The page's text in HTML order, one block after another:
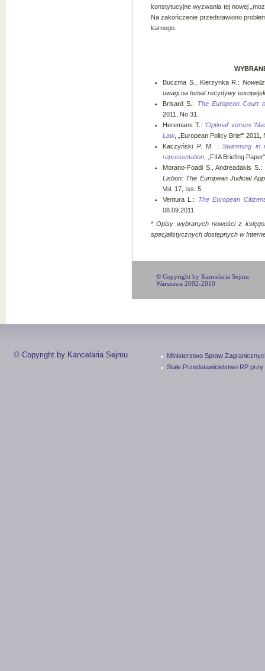
konstytucyjne wyzwania tej nowej
Na zakończenie przedstawiono
karnego.
Buczma S., Kierzynka R.:
uwagi na temat recydywy
Brisard S.:
The European Court
2011, No 31.
Heremans T.: 'Optimal' versus
Law, „European Policy Brief" 2011,
Kaczyński P. M. :Swimming in
representation , „FIIA Briefing
Morano-Foadi S., Andreadakis S.:
Lisbon: The European Judicial
Vol. 17, Iss. 5.
Ventura L.: The European
08.09.2011.
*Opisy wybranych nowości z
specjalistycznych dostępnych w
© Copyright by Kancelaria Sejmu
Warszawa 2002-2010
© Copyright by Kancelaria Sejmu
Ministerstwo Spraw
Stałe Przedstawicielstwo RP przy